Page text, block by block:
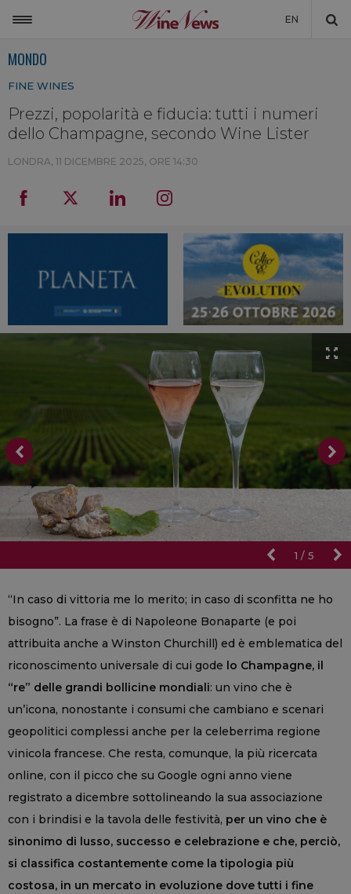
EN
NON SOLO VINO
WINENEWS TV
MONDO
FINE WINES
Prezzi, popolarità e fiducia: tutti i numeri
dello Champagne, secondo Wine Lister
LONDRA, 11 DICEMBRE 2025, ORE 14:30
1 / 5
“In caso di vittoria me lo merito; in caso di sconfitta ne ho
bisogno”. La frase è di Napoleone Bonaparte (e poi
attribuita anche a Winston Churchill) ed è emblematica del
riconoscimento universale di cui gode lo Champagne, il
“re” delle grandi bollicine mondiali: un vino che è
un’icona, nonostante i consumi che cambiano e scenari
geopolitici complessi anche per la celeberrima regione
vinicola francese. Che resta, comunque, la più ricercata
online, con il picco che su Google ogni anno viene
registrato a dicembre sottolineando la sua associazione
con i brindisi e la tavola delle festività, per un vino che è
sinonimo di lusso, successo e celebrazione e che, perciò,
si classifica costantemente come la tipologia più
costosa, in un mercato in evoluzione dove tutti i fine